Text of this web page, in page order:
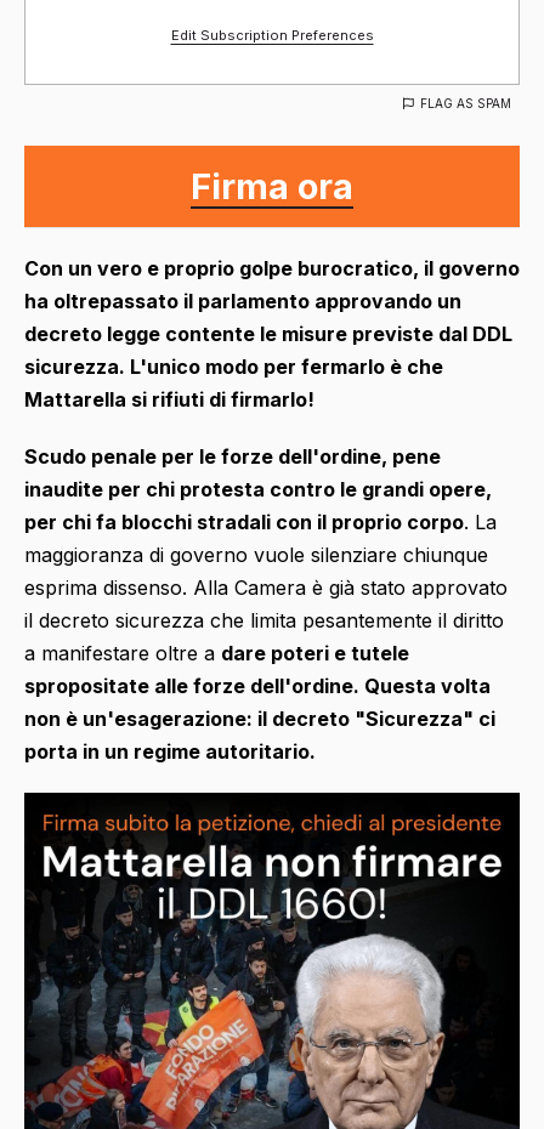
Edit Subscription Preferences
FLAG AS SPAM
Firma ora
Con un vero e proprio golpe burocratico, il governo
ha oltrepassato il parlamento approvando un
decreto legge contente le misure previste dal DDL
sicurezza. L'unico modo per fermarlo è che
Mattarella si rifiuti di firmarlo!
Scudo penale per le forze dell'ordine, pene
inaudite per chi protesta contro le grandi opere,
per chi fa blocchi stradali con il proprio corpo. La
maggioranza di governo vuole silenziare chiunque
esprima dissenso. Alla Camera è già stato approvato
il decreto sicurezza che limita pesantemente il diritto
a manifestare oltre a dare poteri e tutele
spropositate alle forze dell'ordine. Questa volta
non è un'esagerazione: il decreto "Sicurezza" ci
porta in un regime autoritario.